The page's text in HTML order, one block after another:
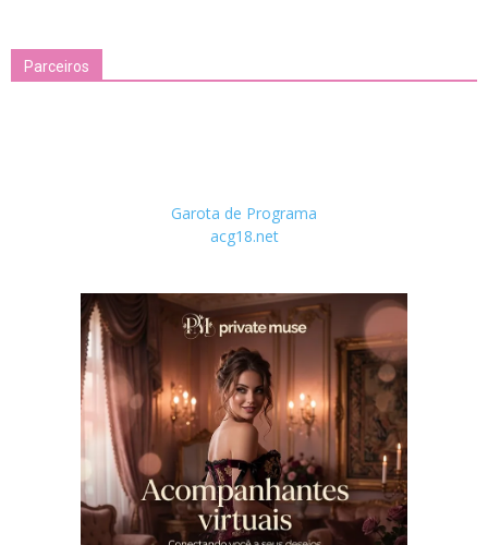
Parceiros
Garota de Programa
acg18.net